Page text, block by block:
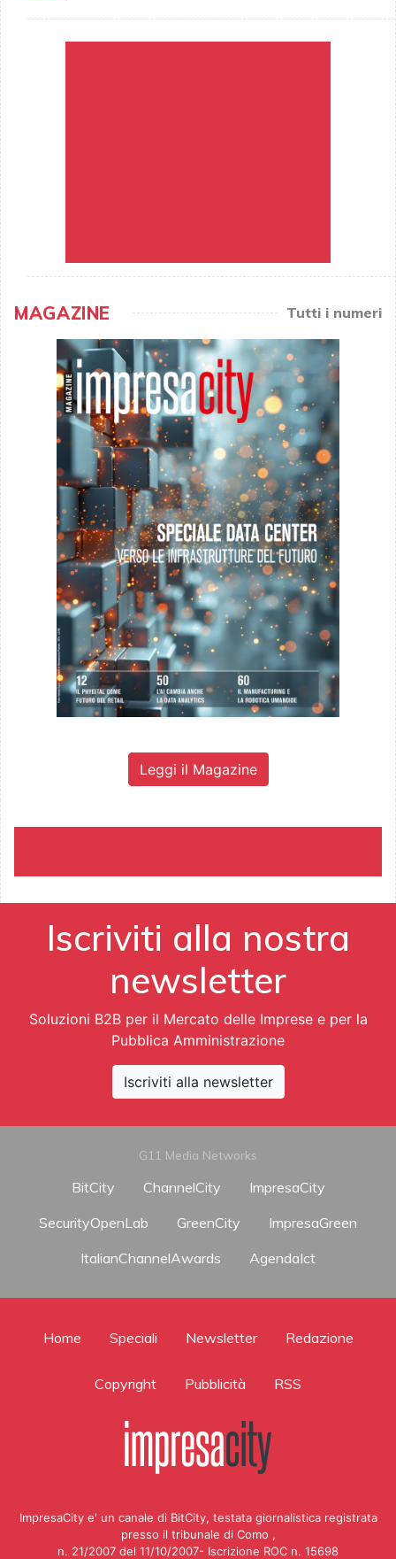
MAGAZINE Tutti i numeri
Leggi il Magazine
Iscriviti alla nostra
newsletter
Soluzioni B2B per il Mercato delle Imprese e per la
Pubblica Amministrazione
Iscriviti alla newsletter
G11 Media Networks
BitCity ChannelCity
ImpresaCity
SecurityOpenLab
GreenCity
ImpresaGreen
ItalianChannelAwards
AgendaIct
Home Speciali Newsletter Redazione
Copyright Pubblicità RSS
ImpresaCity e' un canale di BitCity, testata giornalistica registrata
presso il tribunale di Como ,
n. 21/2007 del 11/10/2007- Iscrizione ROC n. 15698